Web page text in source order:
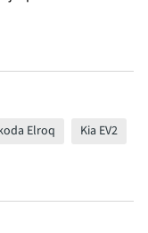
Elroq
Kia EV2